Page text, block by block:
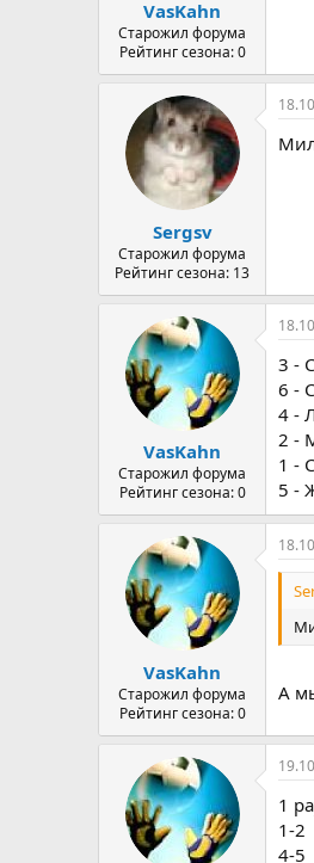
VasKahn
Старожил форума
Рейтинг сезона: 0
Sergsv
Старожил форума
Рейтинг сезона: 13
VasKahn
Старожил форума
Рейтинг сезона: 0
3 -
6 -
4 -
2 -
1 -
5 -
VasKahn
Старожил форума
Рейтинг сезона: 0
А
1
1-2
4-5